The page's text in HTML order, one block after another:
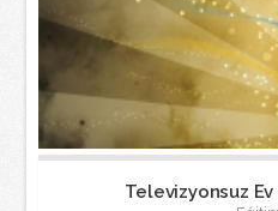
Televizyonsuz Ev